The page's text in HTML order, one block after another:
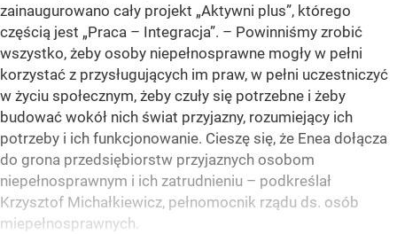
zainaugurowano cały projekt „Aktywni plus”, którego
częścią jest „Praca – Integracja”. – Powinniśmy zrobić
wszystko, żeby osoby niepełnosprawne mogły w pełni
korzystać z przysługujących im praw, w pełni uczestniczyć
w życiu społecznym, żeby czuły się potrzebne i żeby
budować wokół nich świat przyjazny, rozumiejący ich
potrzeby i ich funkcjonowanie. Cieszę się, że Enea dołącza
do grona przedsiębiorstw przyjaznych osobom
niepełnosprawnym i ich zatrudnieniu – podkreślał
Krzysztof Michałkiewicz, pełnomocnik rządu ds. osób
miepełnosprawnych.